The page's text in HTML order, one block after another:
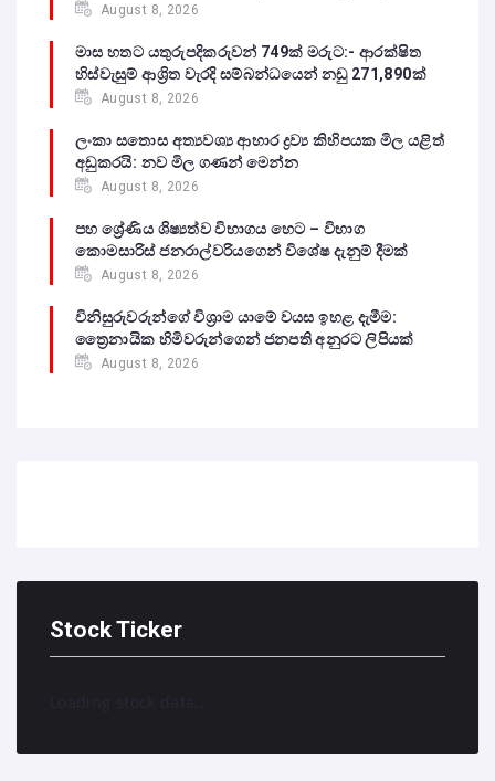
August 8, 2026
මාස හතට යතුරුපදිකරුවන් 749ක් මරුට:- ආරක්ෂිත
හිස්වැසුම් ආශ්‍රිත වැරදි සම්බන්ධයෙන් නඩු 271,890ක්
August 8, 2026
ලංකා සතොස අත්‍යවශ්‍ය ආහාර ද්‍රව්‍ය කිහිපයක මිල යළිත්
අඩුකරයි: නව මිල ගණන් මෙන්න
August 8, 2026
පහ ශ්‍රේණිය ශිෂ්‍යත්ව විභාගය හෙට – විභාග
කොමසාරිස් ජනරාල්වරියගෙන් විශේෂ දැනුම් දීමක්
August 8, 2026
විනිසුරුවරුන්ගේ විශ්‍රාම යාමේ වයස ඉහළ දැමීම:
ත්‍රෛනායික හිමිවරුන්ගෙන් ජනපති අනුරට ලිපියක්
August 8, 2026
Stock Ticker
Loading stock data...